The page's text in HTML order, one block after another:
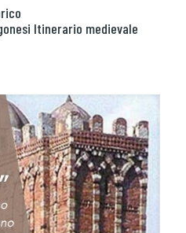
Itinerario medievale